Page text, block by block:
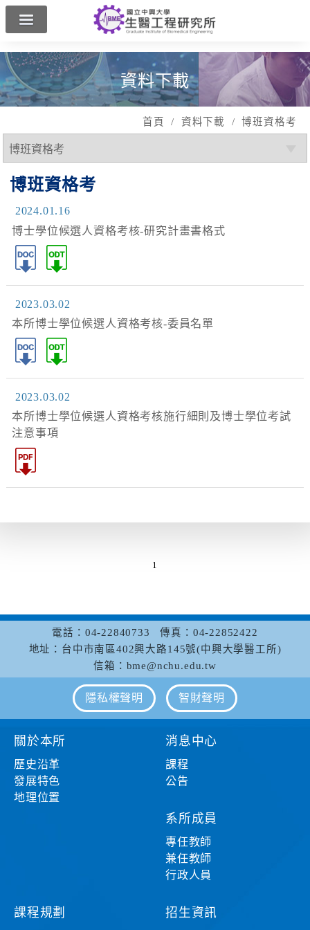
興大首頁
資料下載
首頁 資料下載 博班資格考
博班資格考
2024.01.16
博士學位候選人資格考核-研究計畫書格式
2023.03.02
本所博士學位候選人資格考核-委員名單
2023.03.02
本所博士學位候選人資格考核施行細則及博士學位考試
注意事項
1
電話：04-22840733
傳真：04-22852422
地址：台中市南區402興大路145號(中興大學醫工所)
信箱：bme@nchu.edu.tw
隱私權聲明 智財聲明
關於本所
歷史沿革
發展特色
地理位置
消息中心
課程
公告
系所成員
專任教師
兼任教師
行政人員
課程規劃 招生資訊